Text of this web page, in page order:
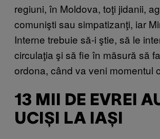
regiuni, în Moldova, toţi jidanii,
comunişti sau simpatizanţi, iar
Interne trebuie să-i ştie, să le
circulaţia şi să fie în măsură să
ordona, când va veni momentul
13 MII DE EVREI
UCIȘI LA IAȘI